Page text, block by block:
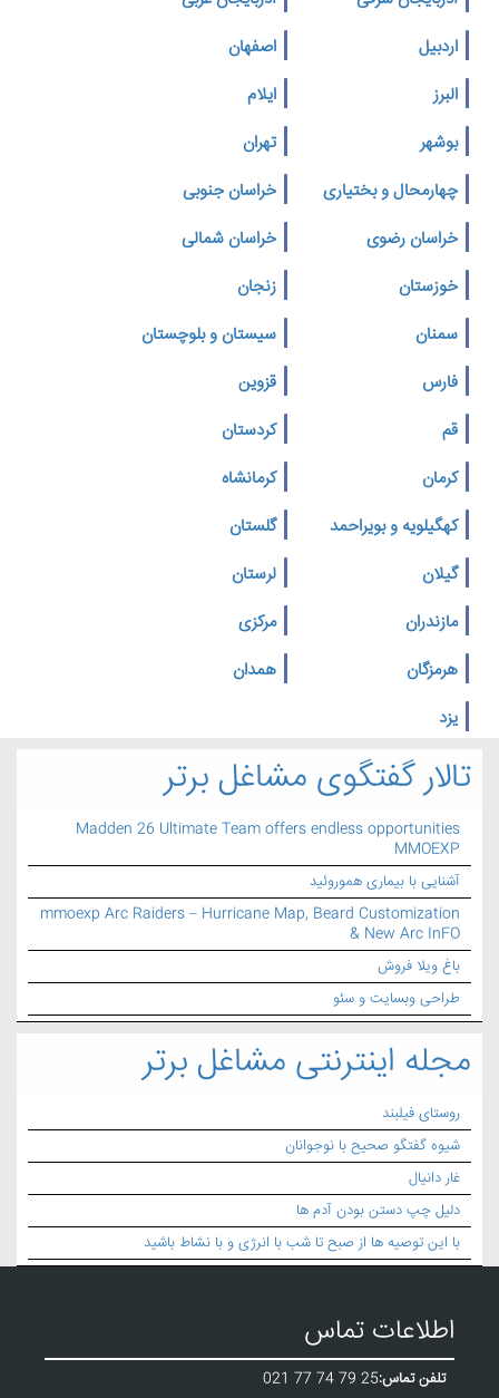
اردبیل
اصفهان
البرز
ایلام
بوشهر
تهران
چهارمحال و بختیاری
خراسان جنوبی
خراسان رضوی
خراسان شمالی
خوزستان
زنجان
سمنان
سیستان و بلوچستان
فارس
قزوین
قم
کردستان
کرمان
کرمانشاه
کهگیلویه و بویراحمد
گلستان
گیلان
لرستان
مازندران
مرکزی
هرمزگان
همدان
یزد
تالار گفتگوی مشاغل برتر
Madden 26 Ultimate Team offers endless opportunities
MMOEXP
آشنایی با بیماری هموروئید
mmoexp Arc Raiders – Hurricane Map, Beard Customization
& New Arc InFO
باغ ویلا فروش
طراحی وبسایت و سئو
مجله اینترنتی مشاغل برتر
روستای فیلبند
شیوه گفتگو صحیح با نوجوانان
غار دانیال
دلیل چپ دستن بودن آدم ها
با این توصیه ها از صبح تا شب با انرژی و با نشاط باشید
اطلاعات تماس
تلفن تماس:021 77 74 79 25